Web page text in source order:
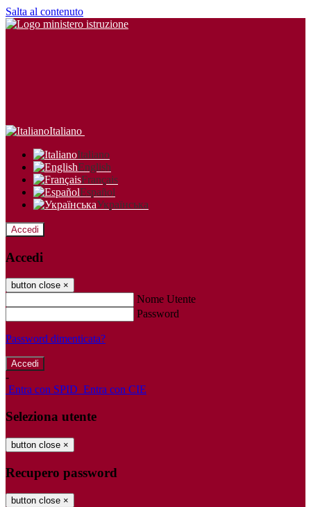
Salta al contenuto
Italiano
Italiano
English
Français
Español
Українська
Accedi
Accedi
button close ×
Nome Utente
Password
Password dimenticata?
-
Entra con SPID Entra con CIE
Seleziona utente
button close ×
Recupero password
button close ×